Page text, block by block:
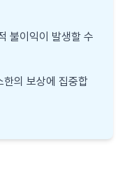
불이익이 발생할 수
한의 보상에 집중합